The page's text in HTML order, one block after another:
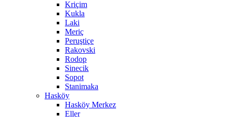
Kriçim
Kukla
Laki
Meriç
Peruştiçe
Rakovski
Rodop
Sinecik
Sopot
Stanimaka
Hasköy
Hasköy Merkez
Eller